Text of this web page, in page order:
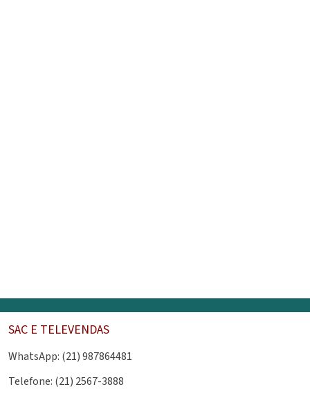
SAC E TELEVENDAS
WhatsApp: (21) 987864481
Telefone: (21) 2567-3888